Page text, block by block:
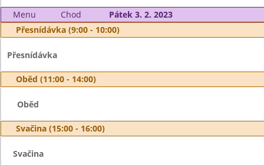
Menu Chod
Pátek 3. 2. 2023
Přesnídávka (9:00 - 10:00)
Přesnídávka
Oběd (11:00 - 14:00)
Oběd
Svačina (15:00 - 16:00)
Svačina